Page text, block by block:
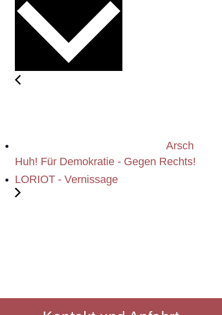
Arsch
Huh! Für Demokratie - Gegen Rechts!
LORIOT - Vernissage